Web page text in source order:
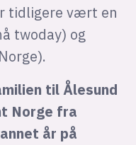
tidligere vært en
twoday) og
til Ålesund
Norge fra
år på